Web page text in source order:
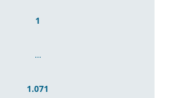
1
…
1.071